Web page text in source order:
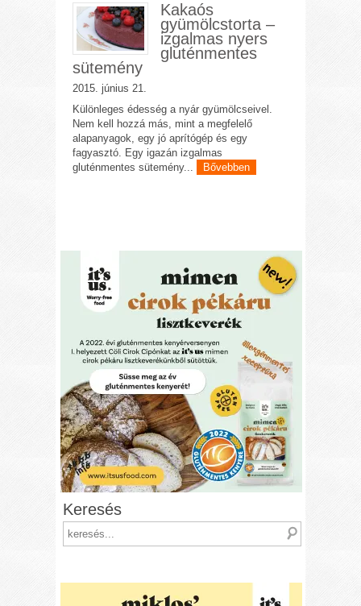
Kakaós
gyümölcstorta –
izgalmas nyers
gluténmentes
sütemény
2015. június 21.
Különleges édesség a nyár gyümölcseivel.
Nem kell hozzá más, mint a megfelelő
alapanyagok, egy jó aprítógép és egy
fagyasztó. Egy igazán izgalmas
gluténmentes sütemény...
Bővebben
Keresés